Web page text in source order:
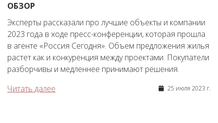
ОБЗОР
Эксперты рассказали про лучшие объекты и компании
2023 года в ходе пресс-конференции, которая прошла
в агенте «Россия Сегодня». Объем предложения жилья
растет как и конкуренция между проектами. Покупатели
разборчивы и медленнее принимают решения.
Читать далее
25 июля 2023 г.